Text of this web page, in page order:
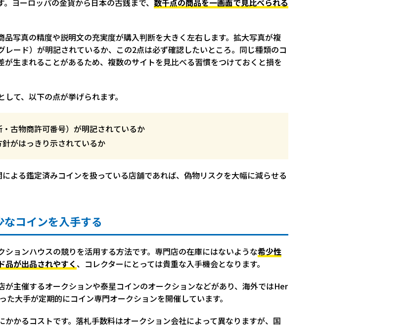
写真の精度や説明文の充実度が購入判断を大きく左右します。拡大写真が複
ード）が明記されているか、この2点は必ず確認したいところ。同じ種類のコ
生まれることがあるため、複数のサイトを見比べる習慣をつけておくと損を
て、以下の点が挙げられます。
古物商許可番号）が明記されているか
がはっきり示されているか
よる鑑定済みコインを扱っている店舗であれば、偽物リスクを大幅に減らせる
コインを入手する
ションハウスの競りを活用する方法です。専門店の在庫にはないような希少性
品が出品されやすく 、コレクターにとっては貴重な入手機会となります。
が主催するオークションや泰星コインのオークションなどがあり、海外ではHer
大手が定期的にコイン専門オークションを開催しています。
かかるコストです。落札手数料はオークション会社によって異なりますが、国